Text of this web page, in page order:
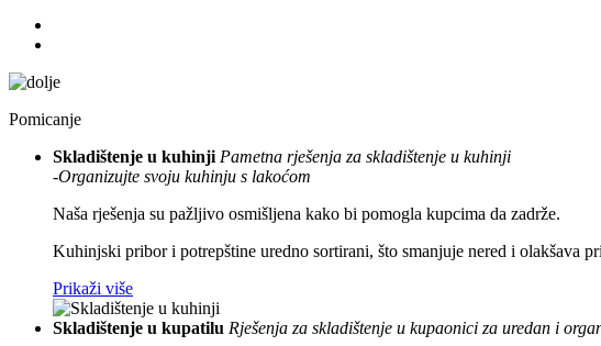
Pomicanje
Skladištenje u kuhinji Pametna rješenja za skladištenje u kuhinji
-Organizujte svoju kuhinju s lakoćom
Naša rješenja su pažljivo osmišljena kako bi pomogla kupcima da zadrže.
Kuhinjski pribor i potrepštine uredno sortirani, što smanjuje nered i olakšava
Prikaži više
Skladištenje u kupatilu Rješenja za skladištenje u kupaonici za uredan i